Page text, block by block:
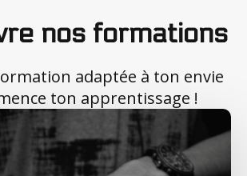
nos formations
adaptée à ton envie
ton apprentissage !